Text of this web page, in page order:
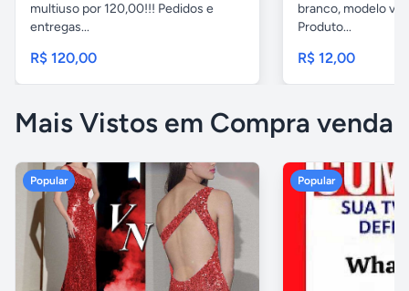
multiuso por 120,00!!! Pedidos e
entregas...
R$ 120,00
branco, modelo
Produto...
R$ 12,00
Mais Vistos em Compra venda
Popular Popular